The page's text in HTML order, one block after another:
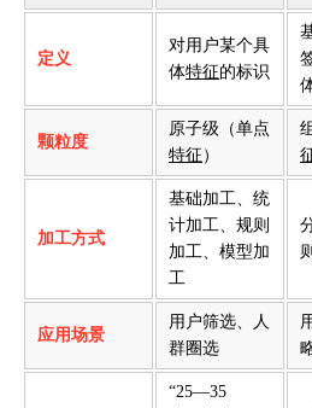
定义
对用户某个具
体特征的标识
颗粒度
原子级（单点
特征 ）
加工方式
基础加工、统
计加工、规则
加工、模型加
工
应用场景
用户筛选、人
群圈选
“25—35